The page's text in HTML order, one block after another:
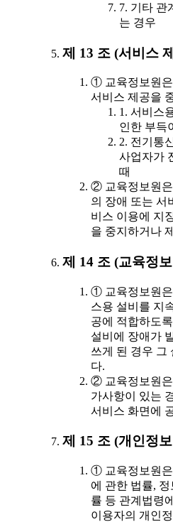
7. 기타 관
는 경우
제 13 조 (서비스
① 교육정보원은
서비스 제공을
1. 서비스
인한 부득
2. 전기통
사업자가
때
② 교육정보원은
의 장애 또는 서
비스 이용에 지
을 중지하거나
제 14 조 (교육정
① 교육정보원은
스용 설비를 지
공에 적합하도
설비에 장애가
쓰게 된 경우 그
다.
② 교육정보원은
가사항이 있는
서비스 화면에
제 15 조 (개인정
① 교육정보원은
에 관한 법률,
률 등 관계법령
이용자의 개인